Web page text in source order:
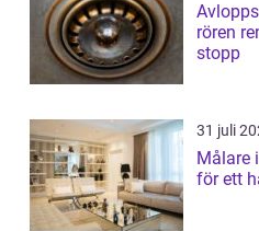
rören
stopp
31 juli
Målare i
för ett